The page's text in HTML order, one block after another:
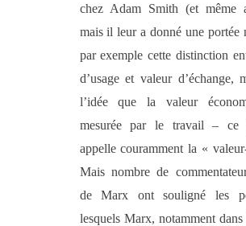
chez Adam Smith (et même
mais il leur a donné une portée
par exemple cette distinction
d’usage et valeur d’échange,
l’idée que la valeur
mesurée par le travail – ce
appellecourammentla «
Mais nombrede
de Marx ont souligné les
lesquels Marx, notamment dans